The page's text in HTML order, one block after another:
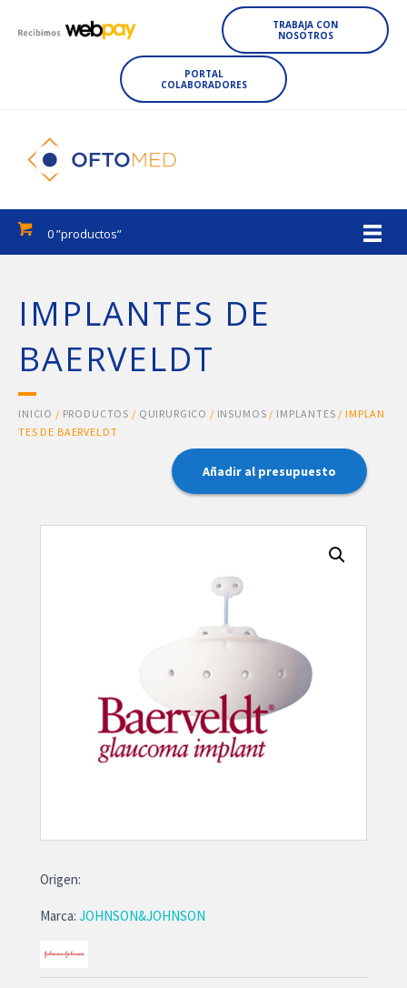
TRABAJA CON
NOSOTROS
PORTAL
COLABORADORES
0 ”productos”
IMPLANTES DE
BAERVELDT
INICIO / PRODUCTOS / QUIRURGICO / INSUMOS / IMPLANTES / IMPLAN
TES DE BAERVELDT
Añadir al presupuesto
Origen:
Marca: JOHNSON&JOHNSON